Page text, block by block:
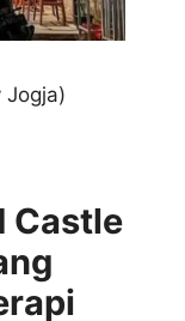
Jogja)
Castle